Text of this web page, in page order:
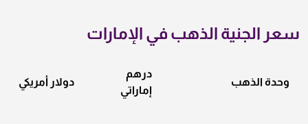
سعر الجنية الذهب في الإمارات
وحدة الذهب
درهم
إماراتي
دولار أمريكي